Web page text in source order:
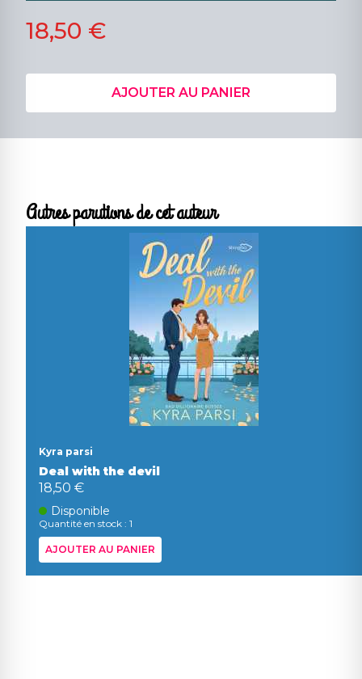
18,50 €
AJOUTER AU PANIER
Autres parutions de cet auteur
Kyra parsi
Deal with the devil
18,50 €
Disponible
Quantité en stock : 1
AJOUTER AU PANIER